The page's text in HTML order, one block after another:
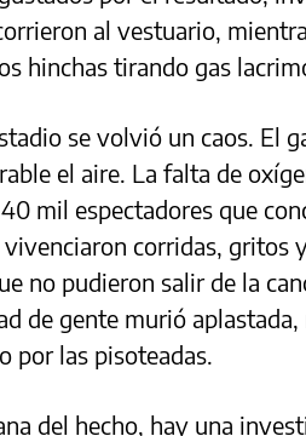
al vestuario,
hinchas tirando gas
se volvió un caos. El
el aire. La falta de
mil espectadores que
corridas, gritos
no pudieron salir de la
de gente murió
por las pisoteadas.
del hecho, hay una